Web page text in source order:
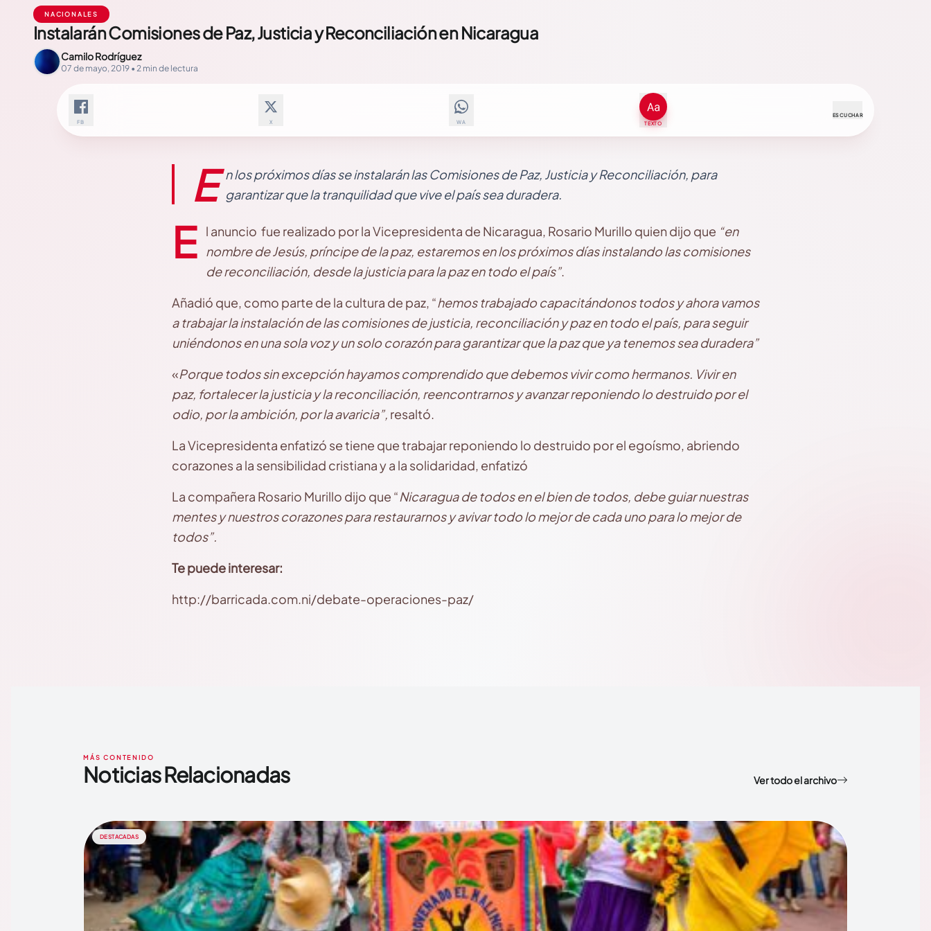
NACIONALES
Instalarán Comisiones de Paz, Justicia y Reconciliación en Nicaragua
Camilo Rodríguez
07 de mayo, 2019 • 2 min de lectura
FB X WA TEXTO
ESCUCHAR
E n los próximos días se instalarán las Comisiones de Paz, Justicia y Reconciliación, para
garantizar que la tranquilidad que vive el país sea duradera.
E l anuncio fue realizado por la Vicepresidenta de Nicaragua, Rosario Murillo quien dijo que “en
nombre de Jesús, príncipe de la paz, estaremos en los próximos días instalando las comisiones
de reconciliación, desde la justicia para la paz en todo el país”.
Añadió que, como parte de la cultura de paz, “hemos trabajado capacitándonos todos y ahora vamos
a trabajar la instalación de las comisiones de justicia, reconciliación y paz en todo el país, para seguir
uniéndonos en una sola voz y un solo corazón para garantizar que la paz que ya tenemos sea duradera”
«Porque todos sin excepción hayamos comprendido que debemos vivir como hermanos. Vivir en
paz, fortalecer la justicia y la reconciliación, reencontrarnos y avanzar reponiendo lo destruido por el
odio, por la ambición, por la avaricia”, resaltó.
La Vicepresidenta enfatizó se tiene que trabajar reponiendo lo destruido por el egoísmo, abriendo
corazones a la sensibilidad cristiana y a la solidaridad, enfatizó
La compañera Rosario Murillo dijo que “Nicaragua de todos en el bien de todos, debe guiar nuestras
mentes y nuestros corazones para restaurarnos y avivar todo lo mejor de cada uno para lo mejor de
todos”.
Te puede interesar:
http://barricada.com.ni/debate-operaciones-paz/
MÁS CONTENIDO
Noticias Relacionadas Ver todo el archivo
DESTACADAS